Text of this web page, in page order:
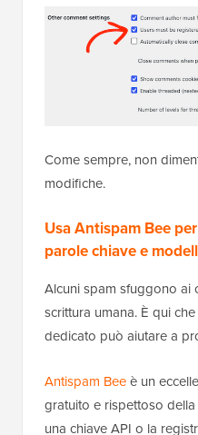
utenti verificati possano
livello di responsabilità
non si preoccuperà di
Poiché richiede ai lettori
approccio è più adatto
online e comunità private.
Se gestisci un blog
invece di utilizzare un
automatizzato o una
aggiungono meno attrito.
Impostazioni »
WordPress. Nella sezione
commenti’, seleziona la